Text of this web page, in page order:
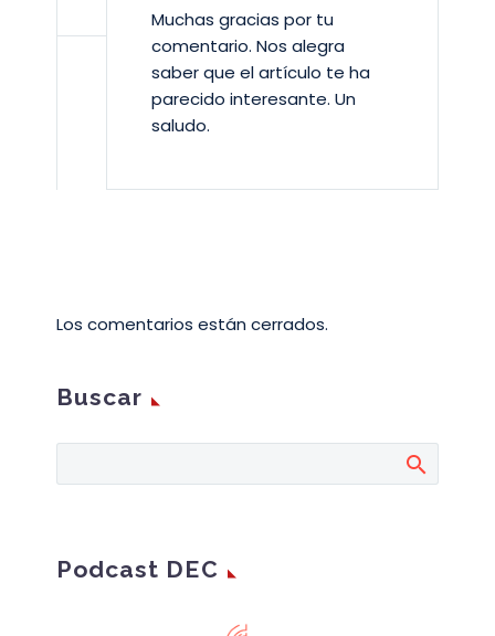
Muchas gracias por tu
comentario. Nos alegra
saber que el artículo te ha
parecido interesante. Un
saludo.
Los comentarios están cerrados.
Buscar
Podcast DEC